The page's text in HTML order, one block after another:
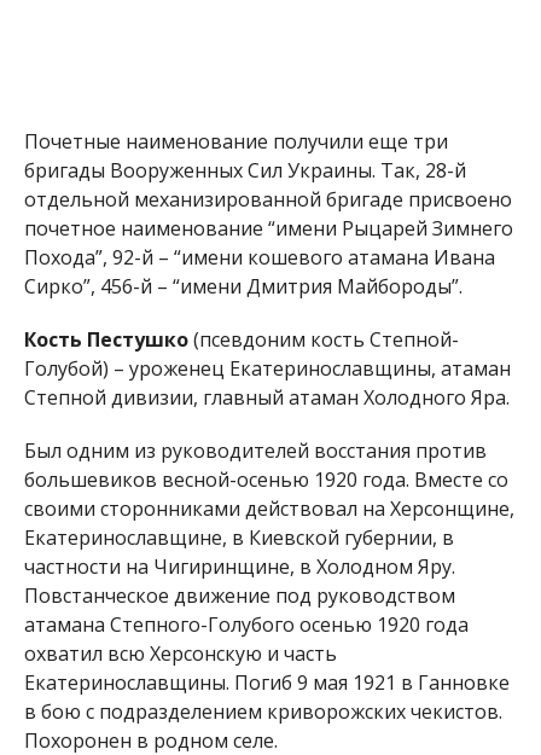
Почетные наименование получили еще три
бригады Вооруженных Сил Украины. Так, 28-й
отдельной механизированной бригаде присвоено
почетное наименование “имени Рыцарей Зимнего
Похода”, 92-й – “имени кошевого атамана Ивана
Сирко”, 456-й – “имени Дмитрия Майбороды”.
Кость Пестушко(псевдоним кость Степной-
Голубой) – уроженец Екатеринославщины, атаман
Степной дивизии, главный атаман Холодного Яра.
Был одним из руководителей восстания против
большевиков весной-осенью 1920 года. Вместе со
своими сторонниками действовал на Херсонщине,
Екатеринославщине, в Киевской губернии, в
частности на Чигиринщине, в Холодном Яру.
Повстанческое движение под руководством
атамана Степного-Голубого осенью 1920 года
охватил всю Херсонскую и часть
Екатеринославщины. Погиб 9 мая 1921 в Ганновке
в бою с подразделением криворожских чекистов.
Похоронен в родном селе.